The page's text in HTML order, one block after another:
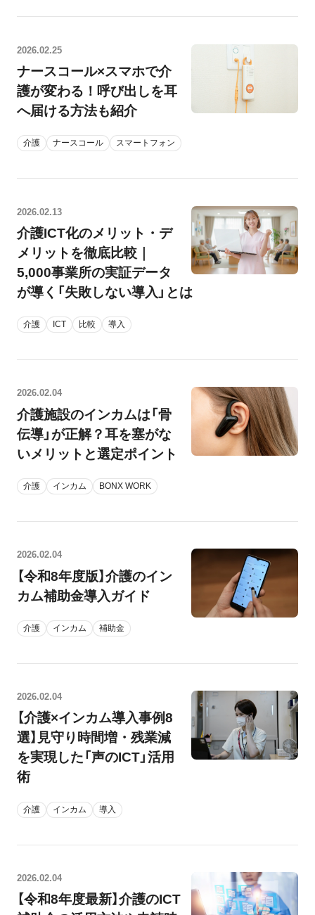
2026.02.25
ナースコール×スマホで介
護が変わる！呼び出しを耳
へ届ける方法も紹介
介護 ナースコール スマートフォン
2026.02.13
介護ICT化のメリット・デ
メリットを徹底比較｜
5,000事業所の実証データ
が導く「失敗しない導入」とは
介護 ICT 比較 導入
2026.02.04
介護施設のインカムは「骨
伝導」が正解？耳を塞がな
いメリットと選定ポイント
介護 インカム BONX WORK
2026.02.04
【令和8年度版】介護のイン
カム補助金導入ガイド
介護 インカム 補助金
2026.02.04
【介護×インカム導入事例8
選】見守り時間増・残業減
を実現した「声のICT」活用
術
介護 インカム 導入
2026.02.04
【令和8年度最新】介護のICT